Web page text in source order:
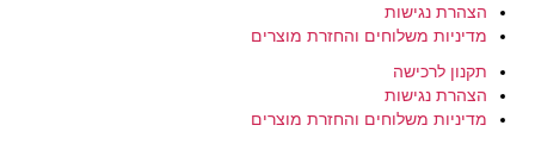
הצהרת נגישות
מדיניות משלוחים והחזרת מוצרים
תקנון לרכישה
הצהרת נגישות
מדיניות משלוחים והחזרת מוצרים